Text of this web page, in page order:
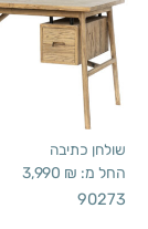
שולחן כתיבה
החל מ: 3,990 ₪
90273